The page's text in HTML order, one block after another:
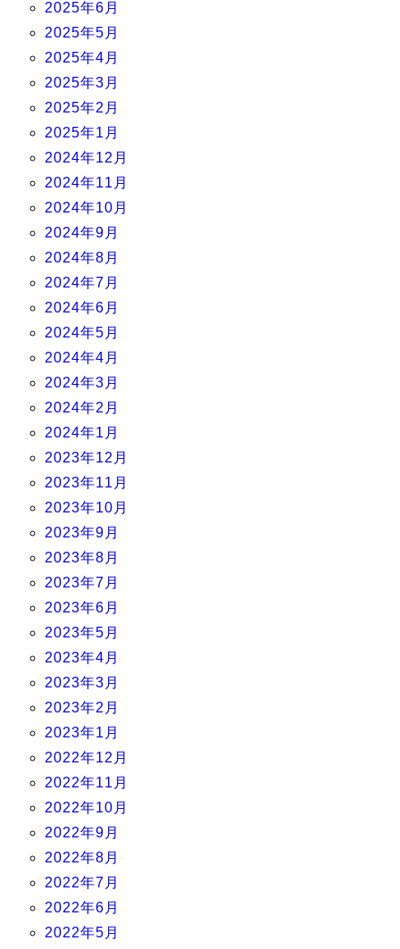
2025年6月
2025年5月
2025年4月
2025年3月
2025年2月
2025年1月
2024年12月
2024年11月
2024年10月
2024年9月
2024年8月
2024年7月
2024年6月
2024年5月
2024年4月
2024年3月
2024年2月
2024年1月
2023年12月
2023年11月
2023年10月
2023年9月
2023年8月
2023年7月
2023年6月
2023年5月
2023年4月
2023年3月
2023年2月
2023年1月
2022年12月
2022年11月
2022年10月
2022年9月
2022年8月
2022年7月
2022年6月
2022年5月